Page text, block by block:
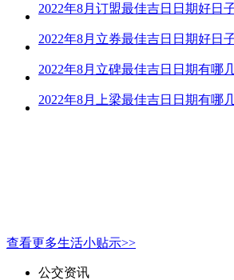
查看更多生活小贴示>>
公交资讯